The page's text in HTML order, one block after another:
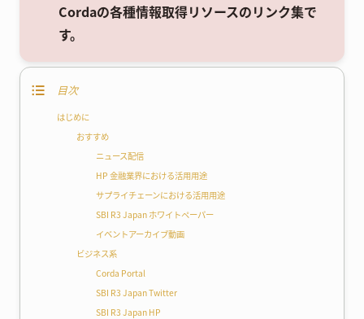
Cordaの各種情報取得リソースのリンク集で
す。
目次
はじめに
おすすめ
ニュース配信
HP 金融業界における活用用途
サプライチェーンにおける活用用途
SBI R3 Japan ホワイトペーパー
イベントアーカイブ動画
ビジネス系
Corda Portal
SBI R3 Japan Twitter
SBI R3 Japan HP